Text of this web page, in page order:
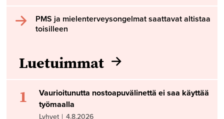
PMS ja mielenterveysongelmat saattavat altistaa
toisilleen
Luetuimmat
1
Vaurioitunutta nostoapuvälinettä ei saa käyttää
työmaalla
Lyhyet | 4.8.2026